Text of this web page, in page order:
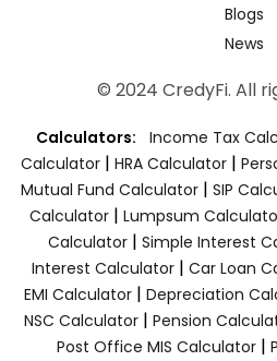
Blogs
News
© 2024 CredyFi. All
Calculators: Income Tax
Calculator | HRA Calculator |
Mutual Fund Calculator | SIP
Calculator | Lumpsum
Calculator| Simple Interest
Interest Calculator| Car Loan
EMI Calculator| Depreciation
NSC Calculator| Pension
Post Office MIS Calculator|